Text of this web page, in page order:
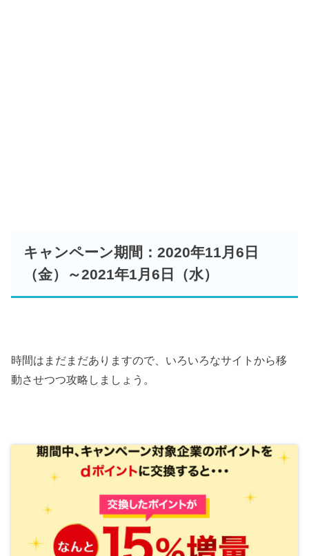
キャンペーン期間：2020年11月6日
（金）～2021年1月6日（水）
時間はまだまだありますので、いろいろなサイトから移
動させつつ攻略しましょう。